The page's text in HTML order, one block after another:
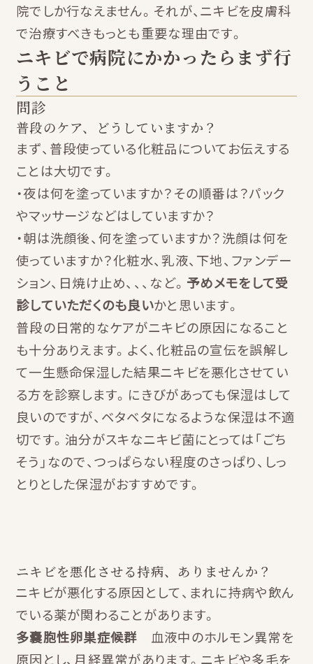
院でしか行なえません。それが、ニキビを皮膚科
で治療すべきもっとも重要な理由です。
ニキビで病院にかかったらまず行
うこと
問診
普段のケア、どうしていますか？
まず、普段使っている化粧品についてお伝えする
ことは大切です。
・夜は何を塗っていますか？その順番は？パック
やマッサージなどはしていますか？
・朝は洗顔後、何を塗っていますか？洗顔は何を
使っていますか？化粧水、乳液、下地、ファンデー
ション、日焼け止め、、、など。 予めメモをして受
診していただくのも良いかと思います。
普段の日常的なケアがニキビの原因になること
も十分ありえます。よく、化粧品の宣伝を誤解し
て一生懸命保湿した結果ニキビを悪化させてい
る方を診察します。にきびがあっても保湿はして
良いのですが、ベタベタになるような保湿は不適
切です。油分がスキなニキビ菌にとっては「ごち
そう」なので、つっぱらない程度のさっぱり、しっ
とりとした保湿がおすすめです。
ニキビを悪化させる持病、ありませんか？
ニキビが悪化する原因として、まれに持病や飲ん
でいる薬が関わることがあります。
多嚢胞性卵巣症候群 血液中のホルモン異常を
原因とし、月経異常があります。ニキビや多毛を